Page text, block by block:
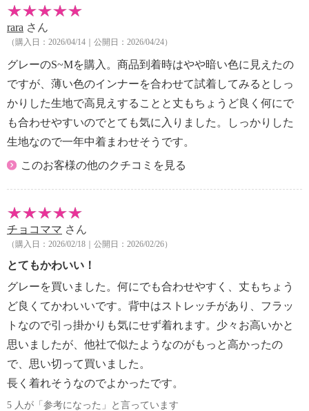
rara さん
（購入日：2026/04/14｜公開日：2026/04/24）
グレーのS~Mを購入。商品到着時はやや暗い色に見えたの
ですが、薄い色のインナーを合わせて試着してみるとしっ
かりした生地で高見えすることと丈もちょうど良く何にで
も合わせやすいのでとても気に入りました。しっかりした
生地なので一年中着まわせそうです。
このお客様の他のクチコミを見る
チョコママ さん
（購入日：2026/02/18｜公開日：2026/02/26）
とてもかわいい！
グレーを買いました。何にでも合わせやすく、丈もちょう
ど良くてかわいいです。背中はストレッチがあり、フラッ
トなので引っ掛かりも気にせず着れます。少々お高いかと
思いましたが、他社で似たようなのがもっと高かったの
で、思い切って買いました。
長く着れそうなのでよかったです。
5 人が「参考になった」と言っています